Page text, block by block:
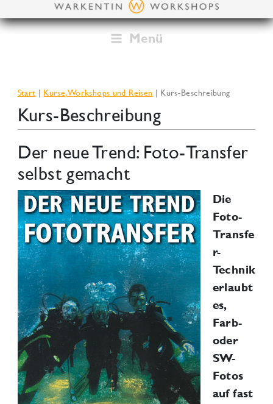
Inhalt
Menü
Start Kurse, Workshops und Reisen Kurs-Beschreibung
Kurs-Beschreibung
Der neue Trend: Foto-Transfer
selbst gemacht
Die
Foto-
Transfe
r-
Technik
erlaubt
es,
Farb-
oder
SW-
Fotos
auf fast